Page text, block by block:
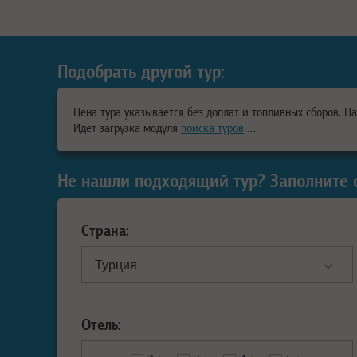
Подобрать другой тур:
Цена тура указывается без доплат и топливных сборов.
Идет загрузка модуля поиска туров …
Не нашли подходящий тур?
Страна:
Отель: